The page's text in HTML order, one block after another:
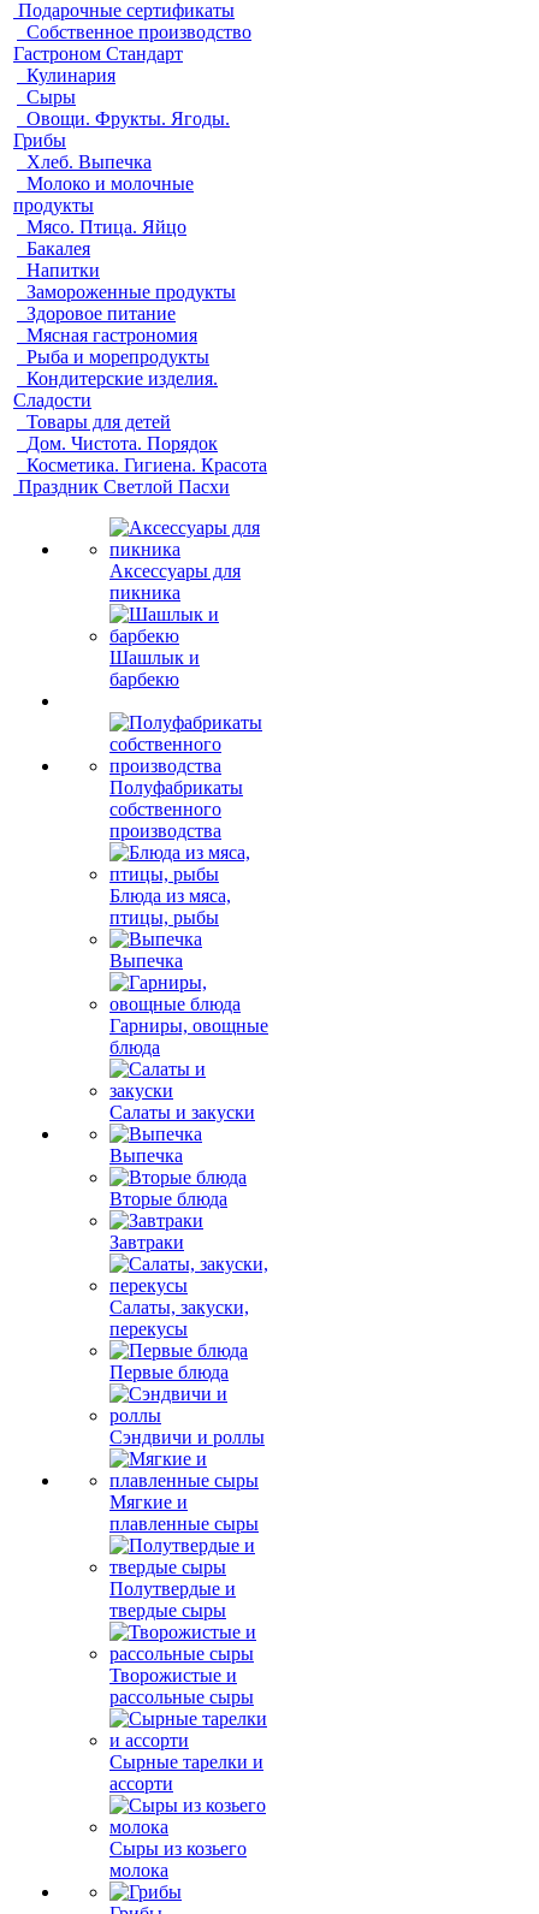
Подарочные сертификаты
Собственное производство
Гастроном Стандарт
Кулинария
Сыры
Овощи. Фрукты. Ягоды.
Грибы
Хлеб. Выпечка
Молоко и молочные
продукты
Мясо. Птица. Яйцо
Бакалея
Напитки
Замороженные продукты
Здоровое питание
Мясная гастрономия
Рыба и морепродукты
Кондитерские изделия.
Сладости
Товары для детей
Дом. Чистота. Порядок
Косметика. Гигиена. Красота
Праздник Светлой Пасхи
Аксессуары для
пикника
Шашлык и
барбекю
Полуфабрикаты
собственного
производства
Блюда из мяса,
птицы, рыбы
Выпечка
Гарниры, овощные
блюда
Салаты и закуски
Выпечка
Вторые блюда
Завтраки
Салаты, закуски,
перекусы
Первые блюда
Сэндвичи и роллы
Мягкие и
плавленные сыры
Полутвердые и
твердые сыры
Творожистые и
рассольные сыры
Сырные тарелки и
ассорти
Сыры из козьего
молока